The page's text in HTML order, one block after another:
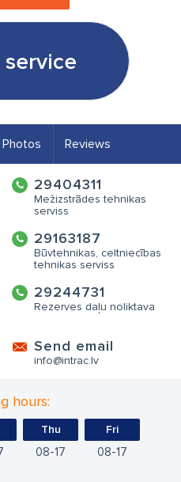
service
Photos Reviews
29404311
Mežizstrādes tehnikas
serviss
29163187
Būvtehnikas, celtniecības
tehnikas serviss
29244731
Rezerves daļu noliktava
Send email
info@intrac.lv
hours:
Thu
08 17
Fri
08 17